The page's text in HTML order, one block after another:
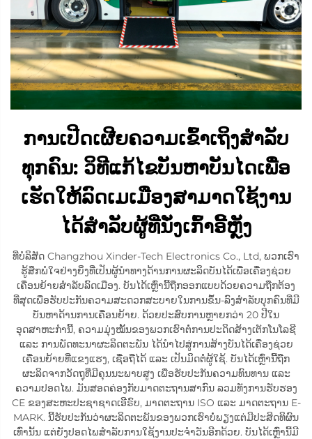
ການເປີດເຜີຍຄວາມເຂົ້າເຖິງສຳລັບ
ທຸກຄົນ: ວິທີແກ້ໄຂບັນຫາບັນໄດເພື່ອ
ເຮັດໃຫ້ລົດເມເມືອງສາມາດໃຊ້ງານ
ໄດ້ສຳລັບຜູ້ທີ່ນັ່ງເກົ້າອີ້ຫຼັງ
ທີ່ບໍລິສັດ Changzhou Xinder-Tech Electronics Co., Ltd, ພວກເຮົາ
ຮູ້ສຶກພໍໃຈຢ່າງຍິ່ງທີ່ເປັນຜູ້ນຳທາງດ້ານການຜະລິດບັນໄດ້ເພື່ອເຄື່ອງຊ່ວຍ
ເຄື່ອນຍ້າຍສຳລັບລົດເມືອງ. ບັນໄດ້ເຫຼົ່ານີ້ຖືກອອກແບບດ້ວຍຄວາມຖືກຕ້ອງ
ທີ່ສຸດເພື່ອຮັບປະກັນຄວາມສະດວກສະບາຍໃນການຂຶ້ນ-ລົງສຳລັບບຸກຄົນທີ່ມີ
ບັນຫາດ້ານການເຄື່ອນຍ້າຍ. ດ້ວຍປະສົບການຫຼາຍກວ່າ 20 ປີໃນ
ອຸດສາຫະກຳນີ້, ຄວາມມຸ່ງໝັ້ນຂອງພວກເຮົາຕໍ່ການປະດິດສ້າງເຕັກໂນໂລຊີ
ແລະ ການພັດທະນາຜະລິດຕະພັນ ໄດ້ນຳໄປສູ່ການສ້າງບັນໄດ້ເຄື່ອງຊ່ວຍ
ເຄື່ອນຍ້າຍທີ່ແຂງແຮງ, ເຊື່ອຖືໄດ້ ແລະ ເປັນມິດຕໍ່ຜູ້ໃຊ້. ບັນໄດ້ເຫຼົ່ານີ້ຖືກ
ຜະລິດຈາກວັດຖຸທີ່ມີຄຸນນະພາບສູງ ເພື່ອຮັບປະກັນຄວາມທົນທານ ແລະ
ຄວາມປອດໄພ. ມັນສອດຄ່ອງກັບມາດຕະຖານສາກົນ ລວມທັງການຮັບຮອງ
CE ຂອງສະຫະປະຊາຊາດເອີຣົບ, ມາດຕະຖານ ISO ແລະ ມາດຕະຖານ E-
MARK. ນີ້ຮັບປະກັນວ່າຜະລິດຕະພັນຂອງພວກເຮົາບໍ່ພຽງແຕ່ມີປະສິດທິຜົນ
ເທົ່ານັ້ນ ແຕ່ຍັງປອດໄພສຳລັບການໃຊ້ງານປະຈຳວັນອີກດ້ວຍ. ບັນໄດ້ເຫຼົ່ານີ້ມີ